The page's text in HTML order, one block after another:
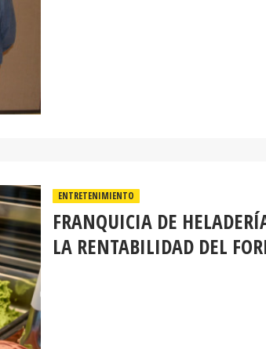
ENTRETENIMIENTO
FRANQUICIA DE
LA RENTABILIDAD DEL